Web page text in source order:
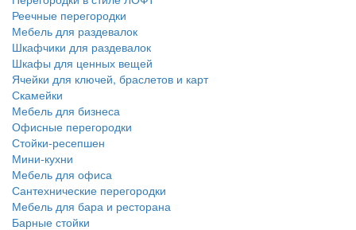
Реечные перегородки
Мебель для раздевалок
Шкафчики для раздевалок
Шкафы для ценных вещей
Ячейки для ключей, браслетов и карт
Скамейки
Мебель для бизнеса
Офисные перегородки
Стойки-ресепшен
Мини-кухни
Мебель для офиса
Сантехнические перегородки
Мебель для бара и ресторана
Барные стойки